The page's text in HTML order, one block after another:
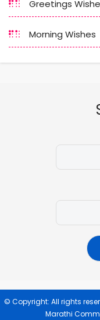
Greetings
Morning Wishes
© Copyright: All rights
Marathi